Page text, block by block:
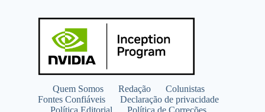
Quem Somos Redação
Colunistas
Fontes Confiáveis
Declaração de privacidade